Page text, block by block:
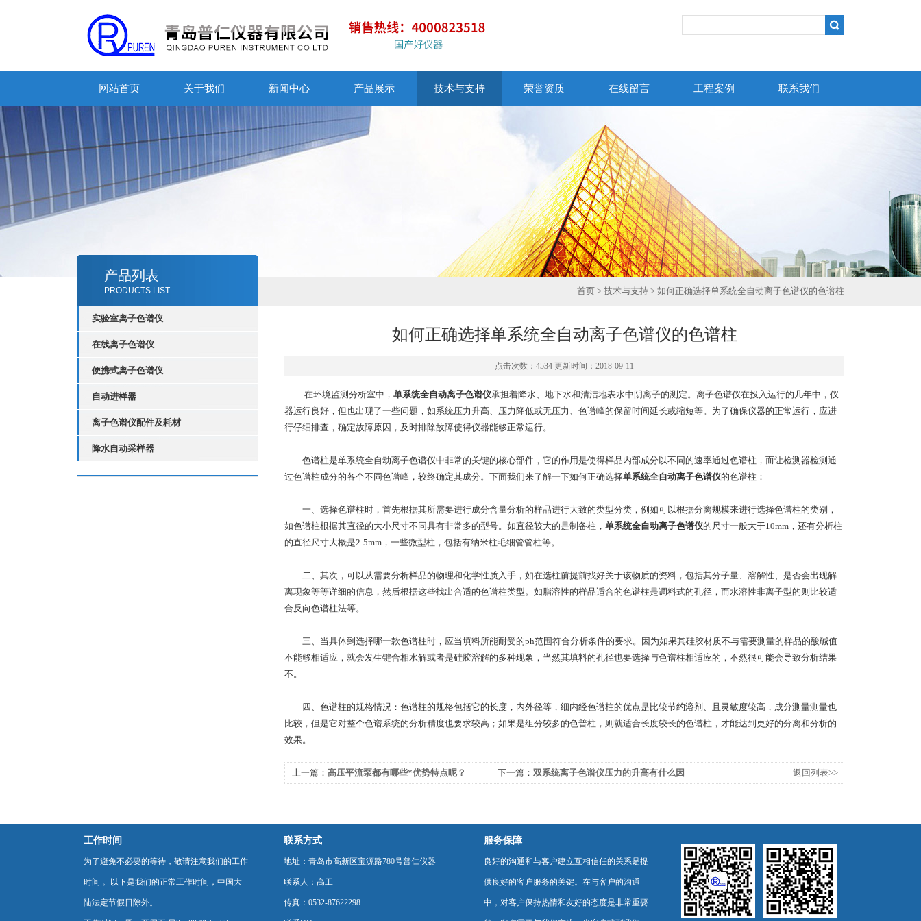
网站首页 关于我们 新闻中心 产品展示 技术与支持 荣誉资质 在线留言 工程案例 联系我们
产品列表
PRODUCTS LIST
实验室离子色谱仪
在线离子色谱仪
便携式离子色谱仪
自动进样器
离子色谱仪配件及耗材
降水自动采样器
首页 > 技术与支持 > 如何正确选择单系统全自动离子色谱仪的色谱柱
如何正确选择单系统全自动离子色谱仪的色谱柱
点击次数：4534 更新时间：2018-09-11
在环境监测分析室中， 单系统全自动离子色谱仪承担着降水、地下水和清洁地表水中阴离子的测定。离子色谱仪在投入运行的几年中，仪
器运行良好，但也出现了一些问题，如系统压力升高、压力降低或无压力、色谱峰的保留时间延长或缩短等。为了确保仪器的正常运行，应进
行仔细排查，确定故障原因，及时排除故障使得仪器能够正常运行。
色谱柱是单系统全自动离子色谱仪中非常的关键的核心部件，它的作用是使得样品内部成分以不同的速率通过色谱柱，而让检测器检测通
过色谱柱成分的各个不同色谱峰，较终确定其成分。下面我们来了解一下如何正确选择单系统全自动离子色谱仪的色谱柱：
一、选择色谱柱时，首先根据其所需要进行成分含量分析的样品进行大致的类型分类，例如可以根据分离规模来进行选择色谱柱的类别，
如色谱柱根据其直径的大小尺寸不同具有非常多的型号。如直径较大的是制备柱， 单系统全自动离子色谱仪的尺寸一般大于10mm，还有分析柱
的直径尺寸大概是2-5mm，一些微型柱，包括有纳米柱毛细管管柱等。
二、其次，可以从需要分析样品的物理和化学性质入手，如在选柱前提前找好关于该物质的资料，包括其分子量、溶解性、是否会出现解
离现象等等详细的信息，然后根据这些找出合适的色谱柱类型。如脂溶性的样品适合的色谱柱是调料式的孔径，而水溶性非离子型的则比较适
合反向色谱柱法等。
三、当具体到选择哪一款色谱柱时，应当填料所能耐受的ph范围符合分析条件的要求。因为如果其硅胶材质不与需要测量的样品的酸碱值
不能够相适应，就会发生键合相水解或者是硅胶溶解的多种现象，当然其填料的孔径也要选择与色谱柱相适应的，不然很可能会导致分析结果
不。
四、色谱柱的规格情况：色谱柱的规格包括它的长度，内外径等，细内经色谱柱的优点是比较节约溶剂、且灵敏度较高，成分测量测量也
比较，但是它对整个色谱系统的分析精度也要求较高；如果是组分较多的色普柱，则就适合长度较长的色谱柱，才能达到更好的分离和分析的
效果。
上一篇： 高压平流泵都有哪些*优势特点呢？ 下一篇： 双系统离子色谱仪压力的升高有什么因
返回列表>>
工作时间
为了避免不必要的等待，敬请注意我们的工作
时间 。以下是我们的正常工作时间，中国大
陆法定节假日除外。
联系方式
地址：青岛市高新区宝源路780号普仁仪器
联系人：高工
传真：0532-87622298
服务保障
良好的沟通和与客户建立互相信任的关系是提
供良好的客户服务的关键。在与客户的沟通
中，对客户保持热情和友好的态度是非常重要